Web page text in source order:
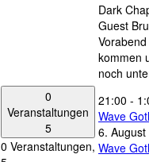
0
Veranstaltungen
5
0 Veranstaltungen,
Dark
Guest
kommen
noch
21:00 -
Wave
6.
Wave